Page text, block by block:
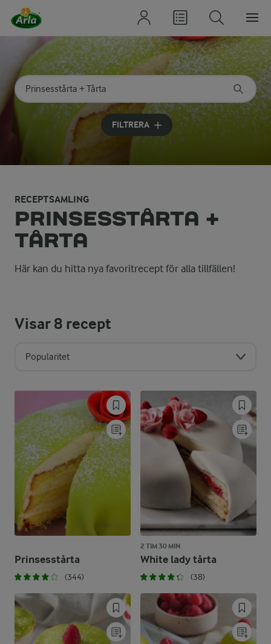
Sök på kategori eller ingrediens
Skriv in sökord för att få förslag
FILTRERA
RECEPTSAMLING
PRINSESSTÅRTA +
TÅRTA
Här kan du hitta nya favoritrecept för alla tillfällen!
Visar8 recept
Popularitet
Prinsesstårta
(344)
2 TIM 30 MIN
White lady tårta
(38)